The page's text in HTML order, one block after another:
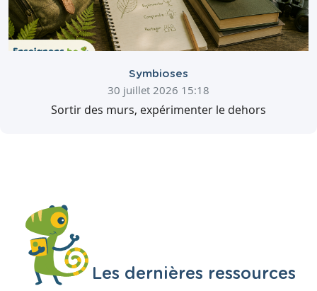
Symbioses
30 juillet 2026 15:18
Sortir des murs, expérimenter le dehors
Les dernières ressources